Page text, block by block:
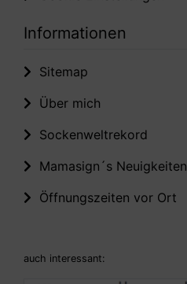
Informationen
Sitemap
Über mich
Sockenweltrekord
Mamasign´s Neuigkeiten
Öffnungszeiten vor Ort
auch interessant: